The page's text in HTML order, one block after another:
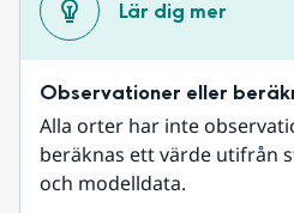
Lär dig mer
Observationer eller
Alla orter har inte
beräknas ett värde utifrån
och modelldata.